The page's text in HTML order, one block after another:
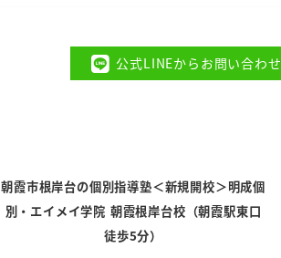
公式LINEからお問い合わせ
朝霞市根岸台の個別指導塾＜新規開校＞明成個
別・エイメイ学院 朝霞根岸台校（朝霞駅東口
徒歩5分）